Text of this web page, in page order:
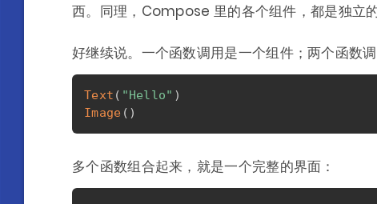
西。同理，Compose 里的各个组件，都是独立的
好继续说。一个函数调用是一个组件；两个函数
Text ( "Hello" )
Image ( )
多个函数组合起来，就是一个完整的界面：